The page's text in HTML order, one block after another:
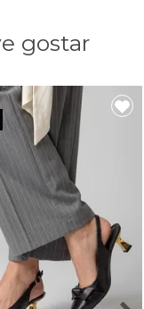
gostar